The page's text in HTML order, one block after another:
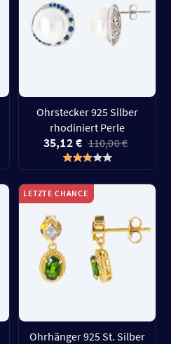
Ohrstecker 925 Silber
rhodiniert Perle
35,12 € 110,00 €
LETZTE CHANCE
Ohrhänger 925 St. Silber